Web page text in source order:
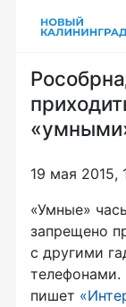
19 мая 2015,
«Умные»
запрещено
с другими
телефонами.
пишет